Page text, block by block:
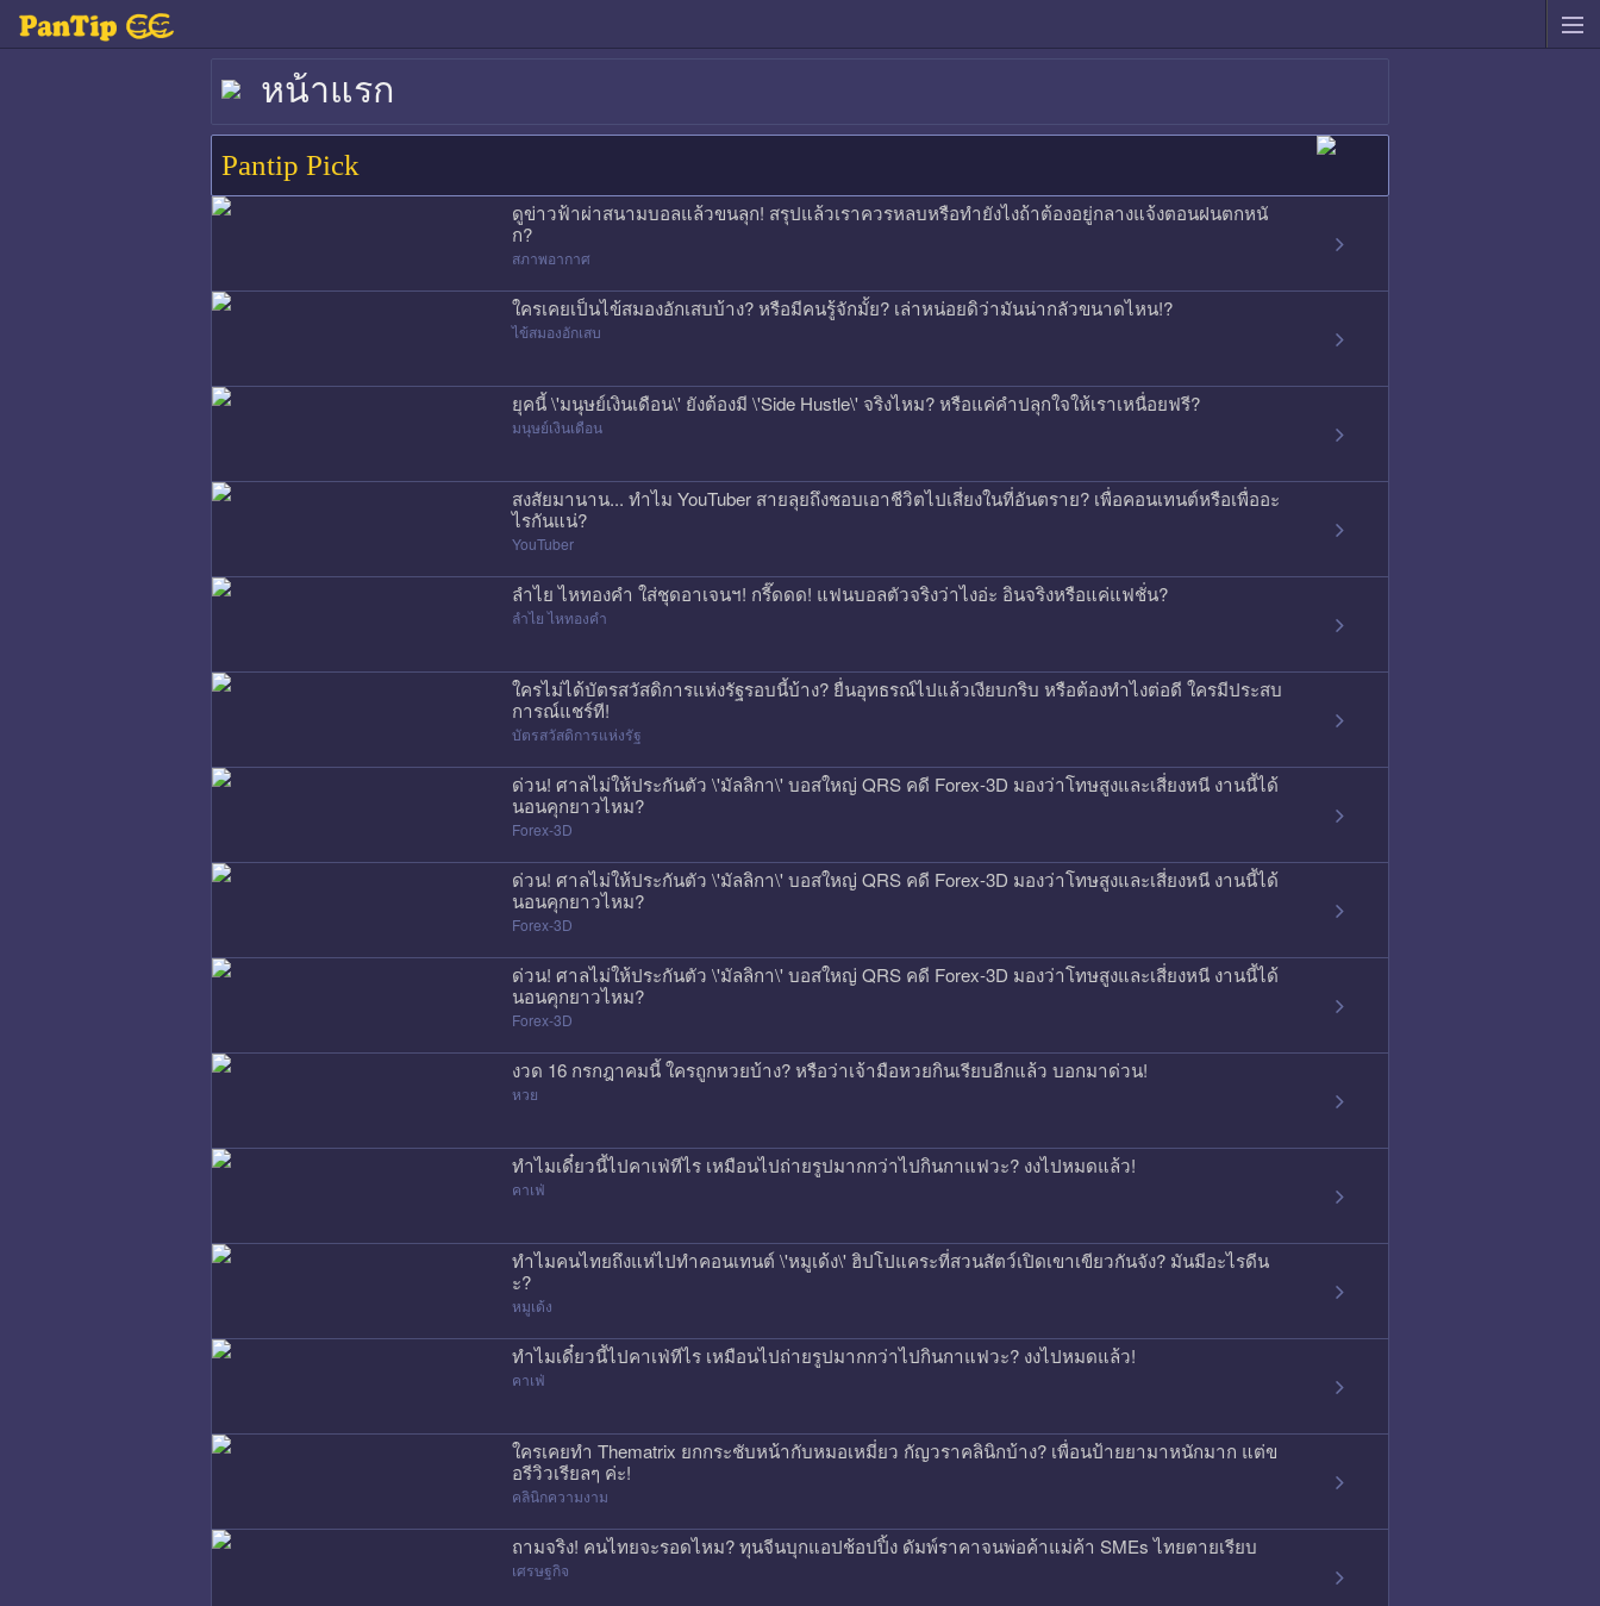
หน้าแรก
Pantip Pick
ดูข่าวฟ้าผ่าสนามบอลแล้วขนลุก! สรุปแล้วเราควรหลบหรือทำยังไงถ้าต้องอยู่กลางแจ้งตอนฝนตกหนั
ก?
สภาพอากาศ
ใครเคยเป็นไข้สมองอักเสบบ้าง? หรือมีคนรู้จักมั้ย? เล่าหน่อยดิว่ามันน่ากลัวขนาดไหน!?
ไข้สมองอักเสบ
ยุคนี้ \'มนุษย์เงินเดือน\' ยังต้องมี \'Side Hustle\' จริงไหม? หรือแค่คำปลุกใจให้เราเหนื่อยฟรี?
มนุษย์เงินเดือน
สงสัยมานาน... ทำไม YouTuber สายลุยถึงชอบเอาชีวิตไปเสี่ยงในที่อันตราย? เพื่อคอนเทนต์หรือเพื่ออะ
ไรกันแน่?
YouTuber
ลำไย ไหทองคำ ใส่ชุดอาเจนฯ! กรี๊ดดด! แฟนบอลตัวจริงว่าไงอ่ะ อินจริงหรือแค่แฟชั่น?
ลำไย ไหทองคำ
ใครไม่ได้บัตรสวัสดิการแห่งรัฐรอบนี้บ้าง? ยื่นอุทธรณ์ไปแล้วเงียบกริบ หรือต้องทำไงต่อดี ใครมีประสบ
การณ์แชร์ที!
บัตรสวัสดิการแห่งรัฐ
ด่วน! ศาลไม่ให้ประกันตัว \'มัลลิกา\' บอสใหญ่ QRS คดี Forex-3D มองว่าโทษสูงและเสี่ยงหนี งานนี้ได้
นอนคุกยาวไหม?
Forex-3D
ด่วน! ศาลไม่ให้ประกันตัว \'มัลลิกา\' บอสใหญ่ QRS คดี Forex-3D มองว่าโทษสูงและเสี่ยงหนี งานนี้ได้
นอนคุกยาวไหม?
Forex-3D
ด่วน! ศาลไม่ให้ประกันตัว \'มัลลิกา\' บอสใหญ่ QRS คดี Forex-3D มองว่าโทษสูงและเสี่ยงหนี งานนี้ได้
นอนคุกยาวไหม?
Forex-3D
งวด 16 กรกฎาคมนี้ ใครถูกหวยบ้าง? หรือว่าเจ้ามือหวยกินเรียบอีกแล้ว บอกมาด่วน!
หวย
ทำไมเดี๋ยวนี้ไปคาเฟ่ทีไร เหมือนไปถ่ายรูปมากกว่าไปกินกาแฟวะ? งงไปหมดแล้ว!
คาเฟ่
ทำไมคนไทยถึงแห่ไปทำคอนเทนต์ \'หมูเด้ง\' ฮิปโปแคระที่สวนสัตว์เปิดเขาเขียวกันจัง? มันมีอะไรดีน
ะ?
หมูเด้ง
ทำไมเดี๋ยวนี้ไปคาเฟ่ทีไร เหมือนไปถ่ายรูปมากกว่าไปกินกาแฟวะ? งงไปหมดแล้ว!
คาเฟ่
ใครเคยทำ Thematrix ยกกระชับหน้ากับหมอเหมี่ยว กัญวราคลินิกบ้าง? เพื่อนป้ายยามาหนักมาก แต่ข
อรีวิวเรียลๆ ค่ะ!
คลินิกความงาม
ถามจริง! คนไทยจะรอดไหม? ทุนจีนบุกแอปช้อปปิ้ง ดัมพ์ราคาจนพ่อค้าแม่ค้า SMEs ไทยตายเรียบ
เศรษฐกิจ